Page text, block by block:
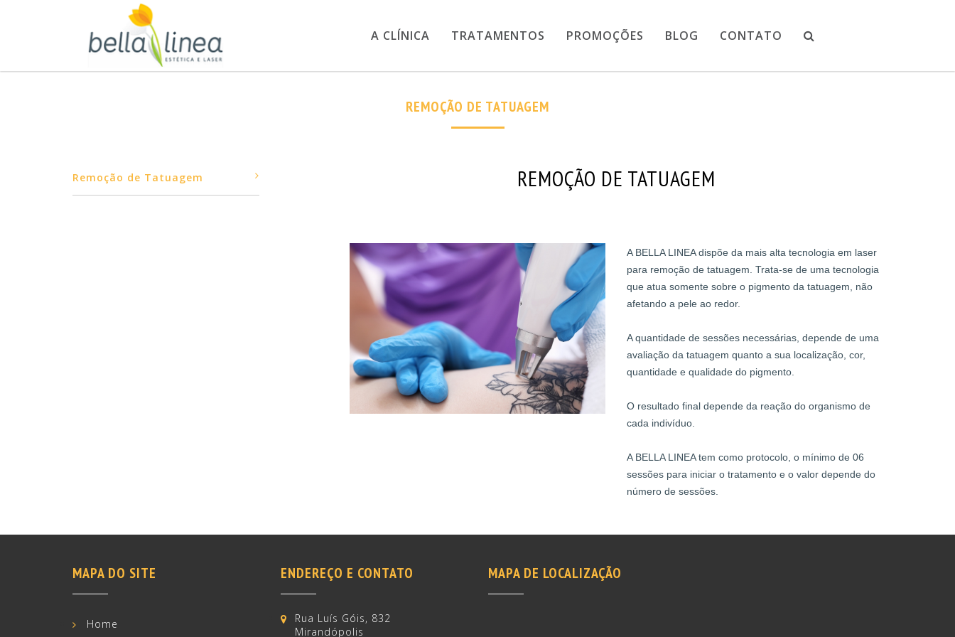
A CLÍNICA TRATAMENTOS PROMOÇÕES BLOG CONTATO
REMOÇÃO DE TATUAGEM
Remoção de Tatuagem REMOÇÃO DE TATUAGEM
A BELLA LINEA dispõe da mais alta tecnologia em laser
para remoção de tatuagem. Trata-se de uma tecnologia
que atua somente sobre o pigmento da tatuagem, não
afetando a pele ao redor.
A quantidade de sessões necessárias, depende de uma
avaliação da tatuagem quanto a sua localização, cor,
quantidade e qualidade do pigmento.
O resultado final depende da reação do organismo de
cada indivíduo.
A BELLA LINEA tem como protocolo, o mínimo de 06
sessões para iniciar o tratamento e o valor depende do
número de sessões.
MAPA DO SITE
Home
ENDEREÇO E CONTATO
Rua Luís Góis, 832
Mirandópolis
MAPA DE LOCALIZAÇÃO